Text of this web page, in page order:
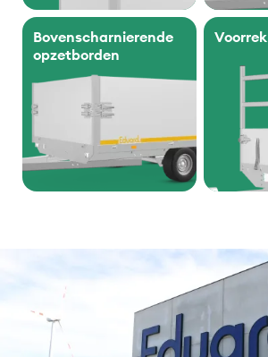
Bovenscharnierende
opzetborden
Voorrek